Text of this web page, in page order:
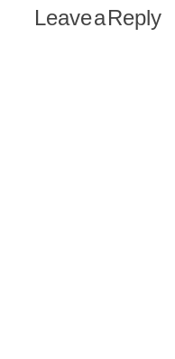
Leave a Reply